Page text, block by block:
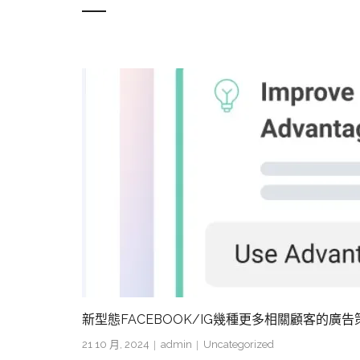
新型態FACEBOOK/IG幾種更多相關顧客的廣告
21 10 月, 2024 admin Uncategorized